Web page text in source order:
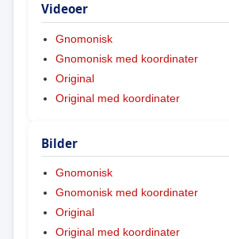
Videoer
Gnomonisk
Gnomonisk med koordinater
Original
Original med koordinater
Bilder
Gnomonisk
Gnomonisk med koordinater
Original
Original med koordinater